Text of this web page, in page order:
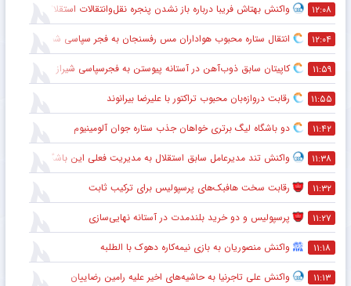
۱۲:۰۸ واکنش بهتاش فریبا درباره باز نشدن پنجره نقل‌وانتقالات استقلال
۱۲:۰۴ انتقال ستاره محبوب هواداران مس رفسنجان به فجر سپاسی شیراز
۱۱:۵۹ کاپیتان سابق ذوب‌آهن در آستانه پیوستن به فجرسپاسی شیراز
۱۱:۵۵ رقابت دروازه‌بان محبوب تراکتور با علیرضا بیرانوند
۱۱:۴۲ دو باشگاه لیگ برتری خواهان جذب ستاره جوان آلومینیوم
۱۱:۳۸ واکنش تند مدیرعامل سابق استقلال به مدیریت فعلی این باشگاه
۱۱:۳۲ رقابت سخت هافبک‌های پرسپولیس برای ترکیب ثابت
۱۱:۲۷ پرسپولیس و دو خرید بلندمدت در آستانه نهایی‌سازی
۱۱:۱۸ واکنش منصوریان به بازی نیمه‌کاره دهوک با الطلبه
۱۱:۱۳ واکنش علی تاجرنیا به حاشیه‌های اخیر علیه رامین رضاییان